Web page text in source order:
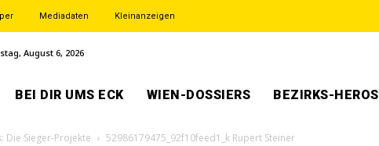
Mediadaten Kleinanzeigen
August 6, 2026
BEI DIR UMS ECK WIEN-DOSSIERS BEZIRKS-HEROS
Die Sieger-Projekte 52986179475_92f10feed1_k Rupert Steiner